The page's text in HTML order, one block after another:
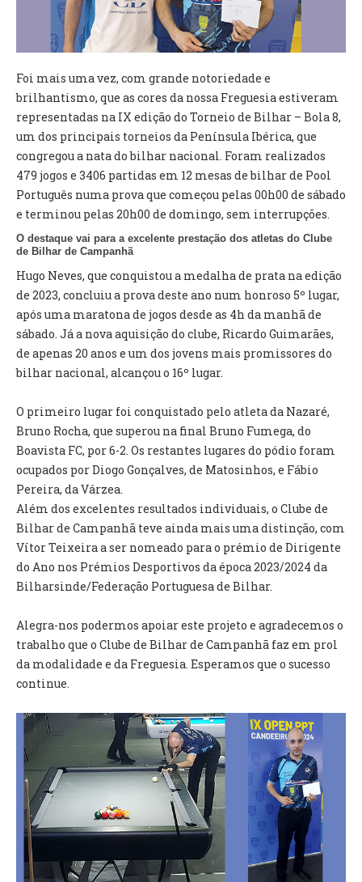
VÍDEOS
AUTARQUIA
CONSTITUIÇÃO
PRESIDENTE
EXECUTIVO E PELOUROS
ASSEMBLEIA DE FREGUESIA
GRAVAÇÕES DAS REUNIÕES PÚBLICAS DO EXECUTIVO
DOCUMENTOS
SERVIÇOS
GERAIS
EMPREGO (GIP)
APOIO AOS DESEMPREGADOS
APOIO ÀS EMPRESAS
OFERTAS DE EMPREGO
CONTACTO E HORÁRIO GIP
CONTACTOS
Foi mais uma vez, com grande notoriedade e
brilhantismo, que as cores da nossa Freguesia estiveram
representadas na IX edição do Torneio de Bilhar – Bola 8,
um dos principais torneios da Península Ibérica, que
congregou a nata do bilhar nacional. Foram realizados
479 jogos e 3406 partidas em 12 mesas de bilhar de Pool
Português numa prova que começou pelas 00h00 de sábado
e terminou pelas 20h00 de domingo, sem interrupções.
O destaque vai para a excelente prestação dos atletas do Clube
de Bilhar de Campanhã
Hugo Neves, que conquistou a medalha de prata na edição
de 2023, concluiu a prova deste ano num honroso 5º lugar,
após uma maratona de jogos desde as 4h da manhã de
sábado. Já a nova aquisição do clube, Ricardo Guimarães,
de apenas 20 anos e um dos jovens mais promissores do
bilhar nacional, alcançou o 16º lugar.
O primeiro lugar foi conquistado pelo atleta da Nazaré,
Bruno Rocha, que superou na final Bruno Fumega, do
Boavista FC, por 6-2. Os restantes lugares do pódio foram
ocupados por Diogo Gonçalves, de Matosinhos, e Fábio
Pereira, da Várzea.
Além dos excelentes resultados individuais, o Clube de
Bilhar de Campanhã teve ainda mais uma distinção, com
Vítor Teixeira a ser nomeado para o prémio de Dirigente
do Ano nos Prémios Desportivos da época 2023/2024 da
Bilharsinde/Federação Portuguesa de Bilhar.
Alegra-nos podermos apoiar este projeto e agradecemos o
trabalho que o Clube de Bilhar de Campanhã faz em prol
da modalidade e da Freguesia. Esperamos que o sucesso
continue.